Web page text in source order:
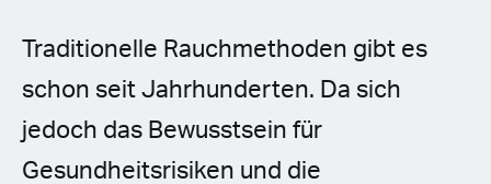
Czech
Polish
Traditionelle Rauchmethoden gibt es
schon seit Jahrhunderten. Da sich
jedoch das Bewusstsein für
Gesundheitsrisiken und die